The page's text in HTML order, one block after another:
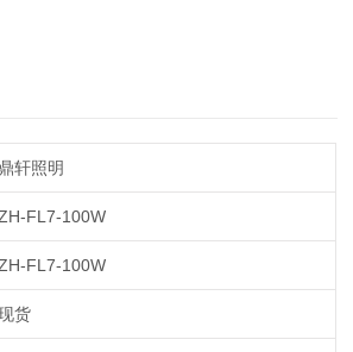
鼎轩照明
FL7-100W
FL7-100W
货